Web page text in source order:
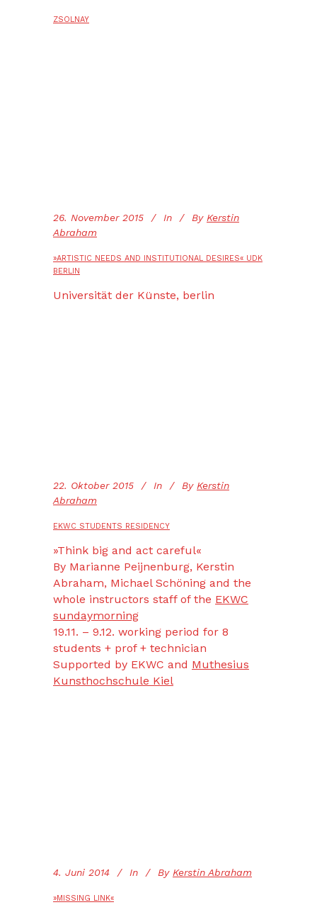
ZSOLNAY
26. November 2015 In By Kerstin
Abraham
»ARTISTIC NEEDS AND INSTITUTIONAL DESIRES« UDK
BERLIN
Universität der Künste, berlin
22. Oktober 2015 In By Kerstin
Abraham
EKWC STUDENTS RESIDENCY
»Think big and act careful«
By Marianne Peijnenburg, Kerstin
Abraham, Michael Schöning and the
whole instructors staff of the EKWC
sundaymorning
19.11. – 9.12. working period for 8
students + prof + technician
Supported by EKWC and Muthesius
Kunsthochschule Kiel
4. Juni 2014 In By Kerstin Abraham
»MISSING LINK«